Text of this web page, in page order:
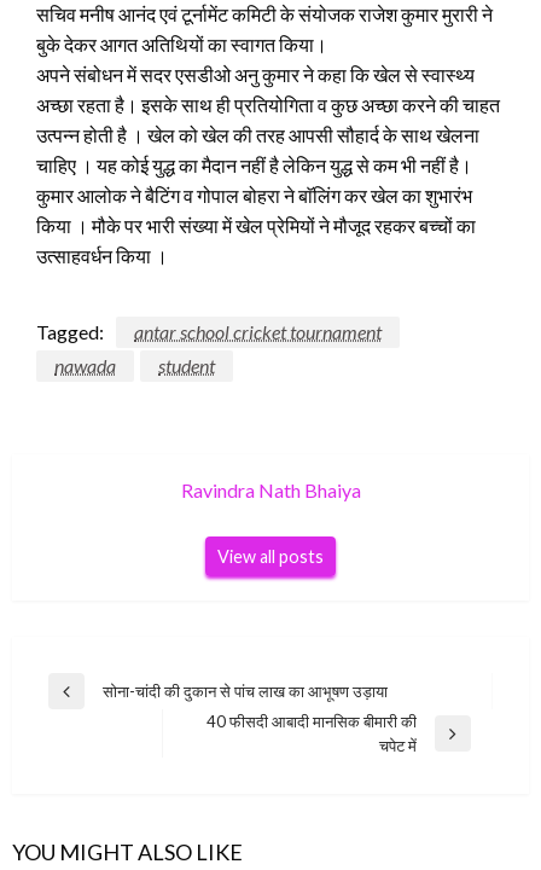
सचिव मनीष आनंद एवं टूर्नामेंट कमिटी के संयोजक राजेश कुमार मुरारी ने
बुके देकर आगत अतिथियों का स्वागत किया।
अपने संबोधन में सदर एसडीओ अनु कुमार ने कहा कि खेल से स्वास्थ्य
अच्छा रहता है। इसके साथ ही प्रतियोगिता व कुछ अच्छा करने की चाहत
उत्पन्न होती है । खेल को खेल की तरह आपसी सौहार्द के साथ खेलना
चाहिए । यह कोई युद्ध का मैदान नहीं है लेकिन युद्ध से कम भी नहीं है।
कुमार आलोक ने बैटिंग व गोपाल बोहरा ने बाॅलिंग कर खेल का शुभारंभ
किया । मौके पर भारी संख्या में खेल प्रेमियों ने मौजूद रहकर बच्चों का
उत्साहवर्धन किया ।
Tagged:
antar school cricket tournament
nawada
student
Ravindra Nath Bhaiya
View all posts
Post
Previous
सोना-चांदी की दुकान से पांच लाख का आभूषण उड़ाया
40 फीसदी आबादी मानसिक बीमारी की
चपेट में
YOU MIGHT ALSO LIKE